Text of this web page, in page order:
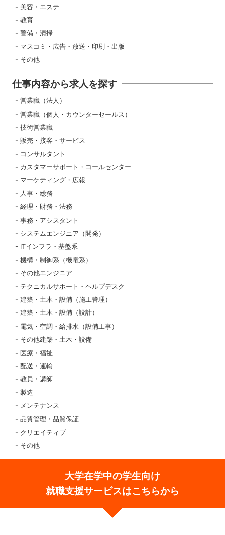
美容・エステ
教育
警備・清掃
マスコミ・広告・放送・印刷・出版
その他
仕事内容から求人を探す
営業職（法人）
営業職（個人・カウンターセールス）
技術営業職
販売・接客・サービス
コンサルタント
カスタマーサポート・コールセンター
マーケティング・広報
人事・総務
経理・財務・法務
事務・アシスタント
システムエンジニア（開発）
ITインフラ・基盤系
機構・制御系（機電系）
その他エンジニア
テクニカルサポート・ヘルプデスク
建築・土木・設備（施工管理）
建築・土木・設備（設計）
電気・空調・給排水（設備工事）
その他建築・土木・設備
医療・福祉
配送・運輸
教員・講師
製造
メンテナンス
品質管理・品質保証
クリエイティブ
その他
大学在学中の学生向け
就職支援サービスはこちらから